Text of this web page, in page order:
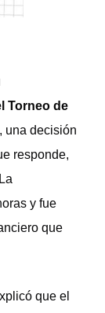
Torneo de
, una decisión
responde,
y fue
que
que el